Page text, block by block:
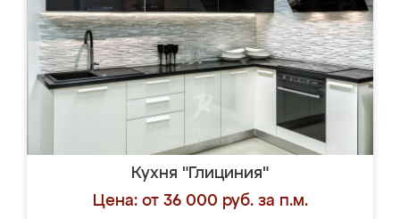
Кухня "Глициния"
Цена: от 36 000 руб. за п.м.